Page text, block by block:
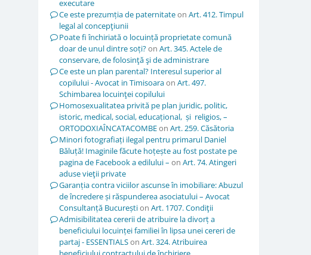
executare
Ce este prezumția de paternitateon Art. 412. Timpul
legal al concepţiunii
Poate fi închiriată o locuință proprietate comună
doar de unul dintre soți?on Art. 345. Actele de
conservare, de folosinţă şi de administrare
Ce este un plan parental? Interesul superior al
copilului - Avocat in Timisoaraon Art. 497.
Schimbarea locuinţei copilului
Homosexualitatea privită pe plan juridic, politic,
istoric, medical, social, educațional, și religios, –
ORTODOXIAÎNCATACOMBEon Art. 259. Căsătoria
Minori fotografiați ilegal pentru primarul Daniel
Băluță! Imaginile făcute hoțește au fost postate pe
pagina de Facebook a edilului – on Art. 74. Atingeri
aduse vieţii private
Garanția contra viciilor ascunse în imobiliare: Abuzul
de încredere și răspunderea asociatului – Avocat
Consultanță Bucureștion Art. 1707. Condiţii
Admisibilitatea cererii de atribuire la divorț a
beneficiului locuinței familiei în lipsa unei cereri de
partaj - ESSENTIALSon Art. 324. Atribuirea